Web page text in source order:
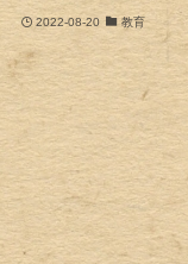
2022-08-20 教育